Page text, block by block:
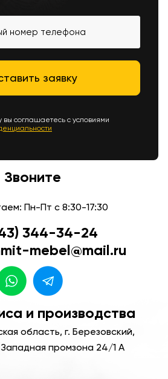
соглашаетесь с условиями
Звоните
Пн-Пт с 8:30-17:30
344-34-24
mebel@mail.ru
и производства
область, г. Березовский,
промзона 24/1 А